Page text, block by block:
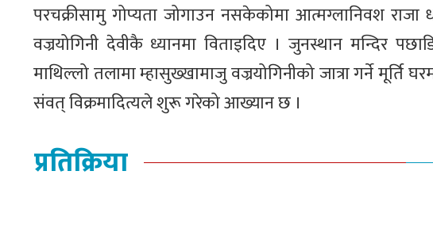
परचक्रीसामु गोप्यता जोगाउन नसकेकोमा आत्मग्लानिवश राजा
वज्रयोगिनी देवीकै ध्यानमा विताइदिए । जुनस्थान मन्दिर
माथिल्लो तलामा म्हासुख्खामाजु वज्रयोगिनीको जात्रा गर्ने मूर्ति
संवत् विक्रमादित्यले शुरू गरेको आख्यान छ ।
प्रतिक्रिया